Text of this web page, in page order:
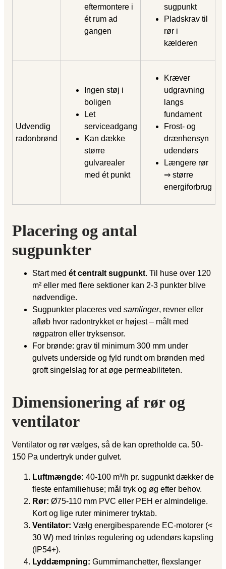
eftermontere i
ét rum ad
gangen
sugpunkt
Pladskrav til
rør i
kælderen
Udvendig
radonbrønd
Ingen støj i
boligen
Let
serviceadgang
Kan dække
større
gulvarealer
med ét punkt
Kræver
udgravning
langs
fundament
Frost- og
drænhensyn
udendørs
Længere rør
⇒ større
energiforbrug
Placering og antal
sugpunkter
Start med ét centralt sugpunkt. Til huse over 120
m² eller med flere sektioner kan 2-3 punkter blive
nødvendige.
Sugpunkter placeres ved samlinger, revner eller
afløb hvor radontrykket er højest – målt med
røgpatron eller tryksensor.
For brønde: grav til minimum 300 mm under
gulvets underside og fyld rundt om brønden med
groft singelslag for at øge permeabiliteten.
Dimensionering af rør og
ventilator
Ventilator og rør vælges, så de kan opretholde ca. 50-
150 Pa undertryk under gulvet.
Luftmængde: 40-100 m³/h pr. sugpunkt dækker de
fleste enfamiliehuse; mål tryk og øg efter behov.
Rør: Ø75-110 mm PVC eller PEH er almindelige.
Kort og lige ruter minimerer tryktab.
Ventilator: Vælg energibesparende EC-motorer (<
30 W) med trinløs regulering og udendørs kapsling
(IP54+).
Lyddæmpning: Gummimanchetter, flexslanger